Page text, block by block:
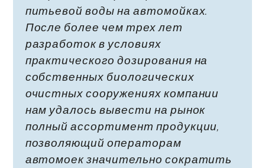
питьевой воды на автомойках.
После более чем трех лет
разработок в условиях
практического дозирования на
собственных биологических
очистных сооружениях компании
нам удалось вывести на рынок
полный ассортимент продукции,
позволяющий операторам
автомоек значительно сократить